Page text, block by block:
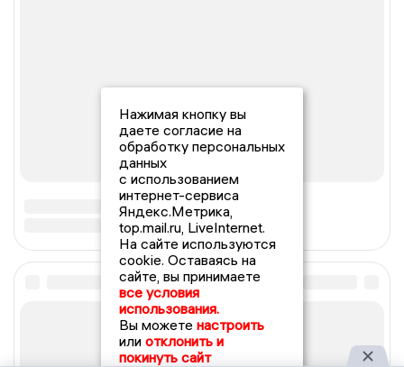
Нажимая кнопку вы
даете согласие на
обработку персональных
данных
с использованием
интернет-сервиса
Яндекс.Метрика,
top.mail.ru, LiveInternet.
На сайте используются
cookie. Оставаясь на
сайте, вы принимаете
все условия
использования.
Вы можете настроить
или отклонить и
покинуть сайт